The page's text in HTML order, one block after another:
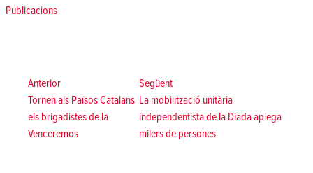
Posted in
Publicacions
d'entradesAnteriorAnterior:
Tornen als Països Catalans
els brigadistes de la
Venceremos
SegüentSegüent:
La mobilització unitària
independentista de la Diada aplega
milers de persones